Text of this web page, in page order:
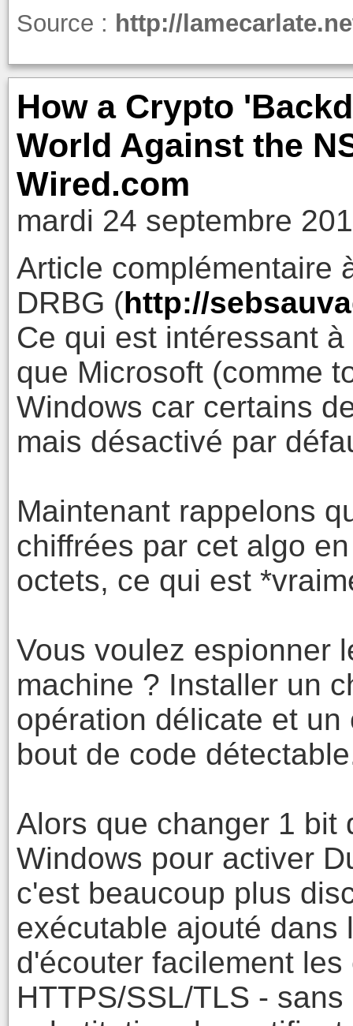
Source : http://
How a Crypto
World Against the
Wired.com
mardi 24 septembre
Article complémentaire
DRBG (http://
Ce qui est intéressant
que Microsoft (comme
Windows car certains
mais désactivé par
Maintenant rappelons
chiffrées par cet algo
octets, ce qui est
Vous voulez espionner
machine ? Installer un
opération délicate et
bout de code
Alors que changer 1 bit
Windows pour activer
c'est beaucoup plus
exécutable ajouté dans
d'écouter facilement
HTTPS/SSL/TLS -